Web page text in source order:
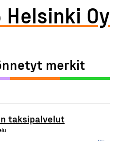
Oy
merkit
taksipalvelut